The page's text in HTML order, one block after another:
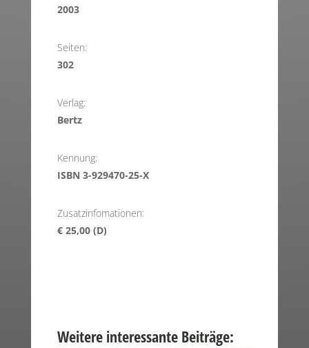
2003
Seiten:
302
Verlag:
Bertz
Kennung:
ISBN 3-929470-25-X
Zusatzinfomationen:
€ 25,00 (D)
Weitere interessante Beiträge: